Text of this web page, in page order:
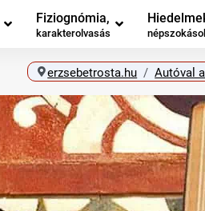
Fiziognómia,
karakterolvasás
erzsebetrosta.hu Autóval